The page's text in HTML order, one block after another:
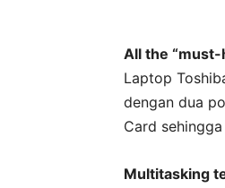
All the “must-
Laptop
dengan dua
Card
Multitasking